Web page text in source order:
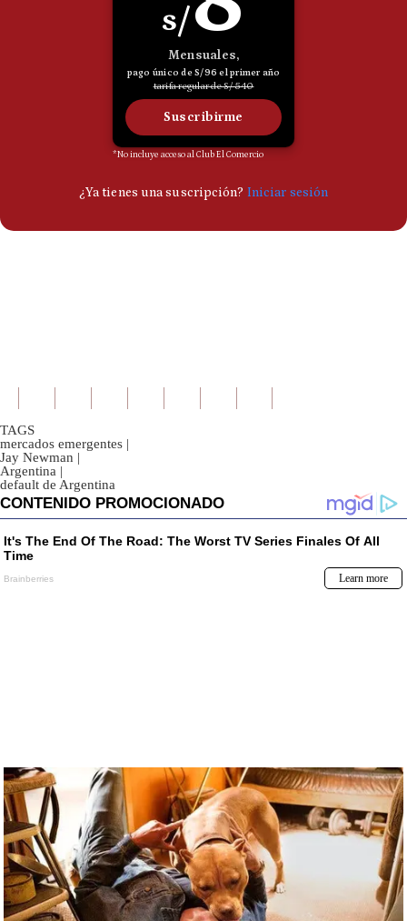
TAGS
mercados emergentes |
Jay Newman |
Argentina |
default de Argentina